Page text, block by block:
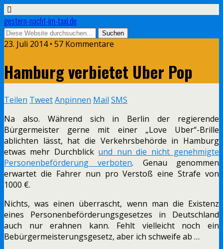
gestern-nacht-im-taxi.de
23. Juli 2014 • 57 Kommentare
Hamburg verbietet Uber Pop
Teilen TweetAnpinnen Mail SMS
Na also. Während sich in Berlin der regierende
Bürgermeister gerne mit einer „Love Uber“-Brille
ablichten lässt, hat die Verkehrsbehörde in Hamburg
etwas mehr Durchblick und nun die nicht genehmigte
Personenbeförderung verboten. Genau genommen
erwartet die Fahrer nun pro Verstoß eine Strafe von
1000 €.
Nichts, was einen überrascht, wenn man die Existenz
eines Personenbeförderungsgesetzes in Deutschland
auch nur erahnen kann. Fehlt vielleicht noch ein
Bebürgermeisterungsgesetz, aber ich schweife ab …